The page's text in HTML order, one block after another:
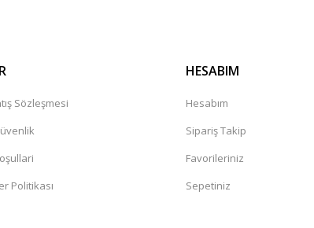
Sözleşmesi
Politikası
HESABIM
Hesabım
Sipariş Takip
Favorileriniz
Sepetiniz